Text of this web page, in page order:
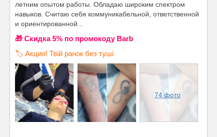
летним опытом работы. Обладаю широким спектром
навыков. Считаю себя коммуникабельной, ответственной
и ориентированной...
🎁 Cкидка 5% по промокоду Barb
🏷️ Акция! Твій ранок без туші
74 фото